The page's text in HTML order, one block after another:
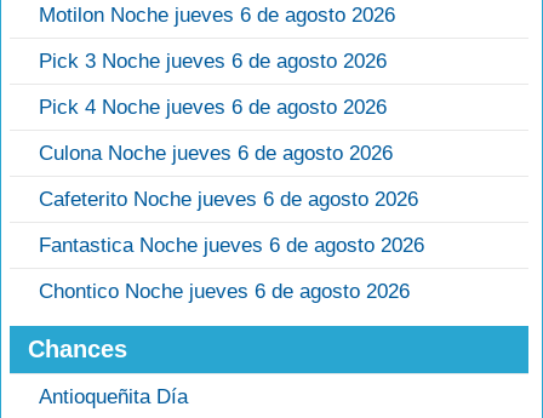
Motilon Noche jueves 6 de agosto 2026
Pick 3 Noche jueves 6 de agosto 2026
Pick 4 Noche jueves 6 de agosto 2026
Culona Noche jueves 6 de agosto 2026
Cafeterito Noche jueves 6 de agosto 2026
Fantastica Noche jueves 6 de agosto 2026
Chontico Noche jueves 6 de agosto 2026
Chances
Antioqueñita Día